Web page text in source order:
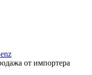
от импортера